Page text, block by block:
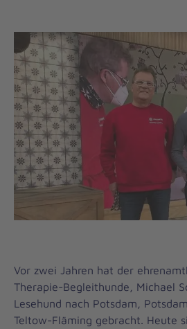
Vor zwei Jahren hat der
Therapie-Begleithunde, Michael
Lesehund nach Potsdam,
Teltow-Fläming gebracht. Heute